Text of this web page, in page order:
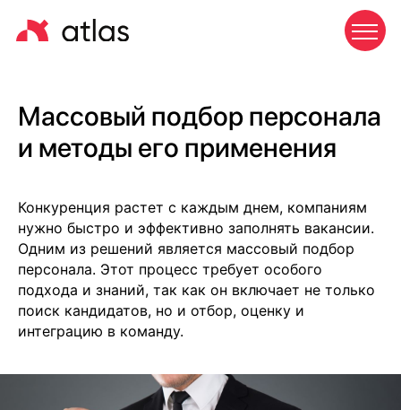
Массовый подбор персонала
и методы его применения
Конкуренция растет с каждым днем, компаниям
нужно быстро и эффективно заполнять вакансии.
Одним из решений является массовый подбор
персонала. Этот процесс требует особого
подхода и знаний, так как он включает не только
поиск кандидатов, но и отбор, оценку и
интеграцию в команду.